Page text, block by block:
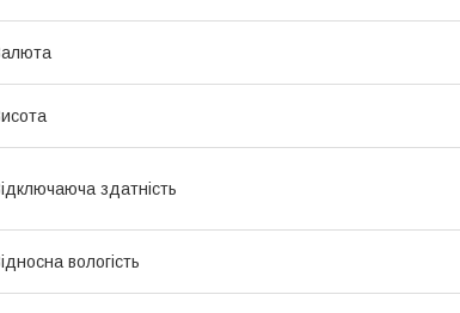
здатність
вологість